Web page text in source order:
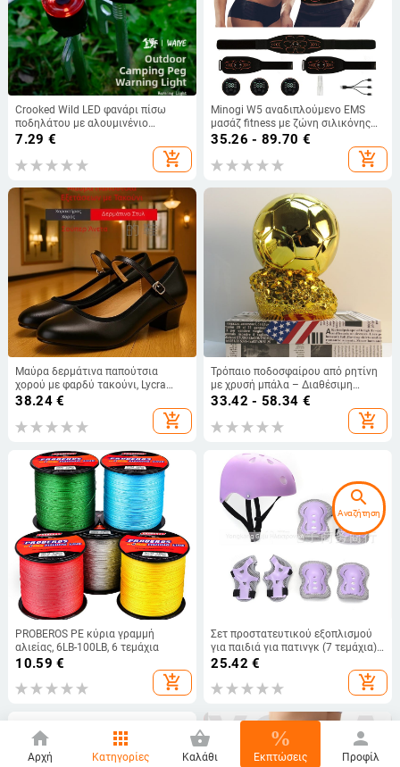
home
Αρχή
apps
Κατηγορίες
shopping_basket
Καλάθι
%
Εκπτώσεις
person
Προφίλ
Crooked Wild LED φανάρι πίσω
ποδηλάτου με αλουμινένιο
περίβλημα – προειδοποιητικό φως
ποδήλατα βουνού
7.29 €
add_shopping_cart
Minogi W5 αναδιπλούμενο EMS
μασάζ fitness με ζώνη σιλικόνης
για κοιλιά, χέρια και πόδια, βάρος
35.26 - 89.70 €
add_shopping_cart
Μαύρα δερμάτινα παπούτσια
χορού με φαρδύ τακούνι, Lycra
επάνω μέρος και σόλα nubuk για
38.24€
add_shopping_cart
Τρόπαιο ποδοσφαίρου από ρητίνη
με χρυσή μπάλα – Διαθέσιμη
χάραξη, Εκτυπωμένο λογότυπο,
33.42 - 58.34 €
add_shopping_cart
PROBEROS PE κύρια γραμμή
αλιείας, 6LB-100LB, 6 τεμάχια
10.59 €
add_shopping_cart
Σετ προστατευτικού εξοπλισμού
για παιδιά για πατινγκ (7 τεμάχια)
– κράνος και προστατευτικά για
την παλάμη, τον καρπό, το κεφάλι,
τον αγκώνα και το γόνατο; Κύριο
25.42 €
add_shopping_cart
search
Αναζήτηση